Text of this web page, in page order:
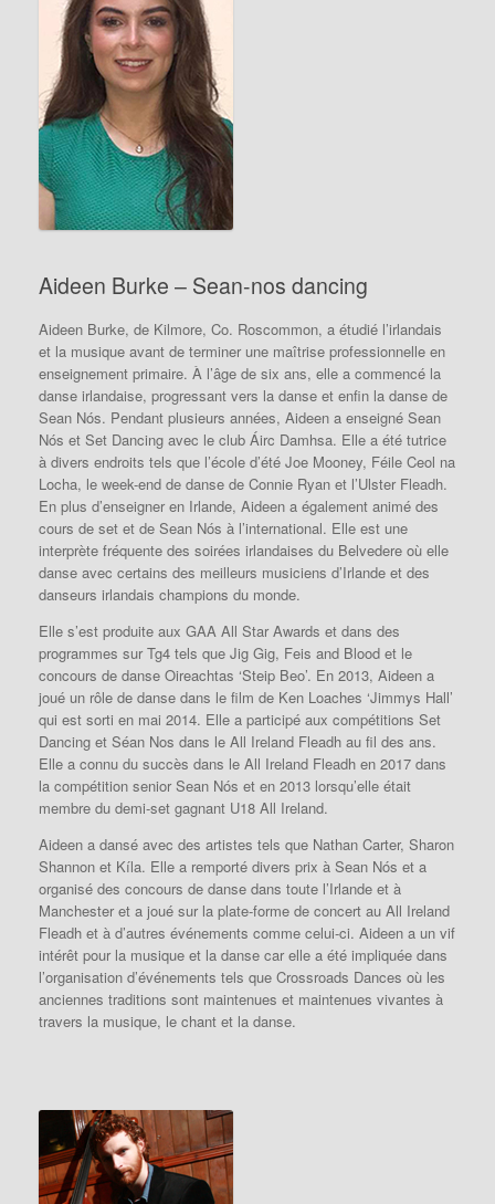
Aideen Burke – Sean-nos dancing
Aideen Burke, de Kilmore, Co. Roscommon, a étudié l’irlandais
et la musique avant de terminer une maîtrise professionnelle en
enseignement primaire. À l’âge de six ans, elle a commencé la
danse irlandaise, progressant vers la danse et enfin la danse de
Sean Nós. Pendant plusieurs années, Aideen a enseigné Sean
Nós et Set Dancing avec le club Áirc Damhsa. Elle a été tutrice
à divers endroits tels que l’école d’été Joe Mooney, Féile Ceol na
Locha, le week-end de danse de Connie Ryan et l’Ulster Fleadh.
En plus d’enseigner en Irlande, Aideen a également animé des
cours de set et de Sean Nós à l’international. Elle est une
interprète fréquente des soirées irlandaises du Belvedere où elle
danse avec certains des meilleurs musiciens d’Irlande et des
danseurs irlandais champions du monde.
Elle s’est produite aux GAA All Star Awards et dans des
programmes sur Tg4 tels que Jig Gig, Feis and Blood et le
concours de danse Oireachtas ‘Steip Beo’. En 2013, Aideen a
joué un rôle de danse dans le film de Ken Loaches ‘Jimmys Hall’
qui est sorti en mai 2014. Elle a participé aux compétitions Set
Dancing et Séan Nos dans le All Ireland Fleadh au fil des ans.
Elle a connu du succès dans le All Ireland Fleadh en 2017 dans
la compétition senior Sean Nós et en 2013 lorsqu’elle était
membre du demi-set gagnant U18 All Ireland.
Aideen a dansé avec des artistes tels que Nathan Carter, Sharon
Shannon et Kíla. Elle a remporté divers prix à Sean Nós et a
organisé des concours de danse dans toute l’Irlande et à
Manchester et a joué sur la plate-forme de concert au All Ireland
Fleadh et à d’autres événements comme celui-ci. Aideen a un vif
intérêt pour la musique et la danse car elle a été impliquée dans
l’organisation d’événements tels que Crossroads Dances où les
anciennes traditions sont maintenues et maintenues vivantes à
travers la musique, le chant et la danse.